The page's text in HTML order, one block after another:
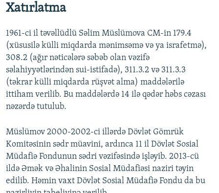
Xatırlatma
1961-ci il təvəllüdlü Səlim Müslümova CM-in 179.4
(xüsusilə külli miqdarda mənimsəmə və ya israfetmə),
308.2 (ağır nəticələrə səbəb olan vəzifə
səlahiyyətlərindən sui-istifadə), 311.3.2 və 311.3.3
(təkrar külli miqdarda rüşvət alma) maddələrilə
ittiham verilib. Bu maddələrdə 14 ilə qədər həbs cəzası
nəzərdə tutulub.
Müslümov 2000-2002-ci illərdə Dövlət Gömrük
Komitəsinin sədr müavini, ardınca 11 il Dövlət Sosial
Müdafiə Fondunun sədri vəzifəsində işləyib. 2013-cü
ildə Əmək və Əhalinin Sosial Müdafiəsi naziri təyin
edilib. Həmin vaxt Dövlət Sosial Müdafiə Fondu da bu